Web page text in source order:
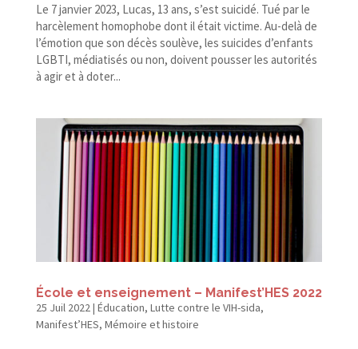
Le 7 janvier 2023, Lucas, 13 ans, s’est suicidé. Tué par le
harcèlement homophobe dont il était victime. Au-​delà de
l’émotion que son décès soulève, les suicides d’enfants
LGBTI, médiatisés ou non, doivent pousser les autorités
à agir et à doter...
École et enseignement – Manifest’HES 2022
25 Juil 2022 | Éducation, Lutte contre le VIH-sida,
Manifest’HES, Mémoire et histoire